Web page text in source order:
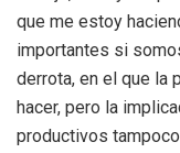
que me estoy
importantes si
derrota, en el que la
hacer, pero la
productivos